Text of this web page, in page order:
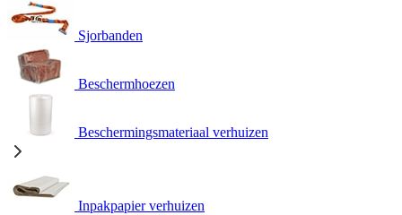
Sjorbanden
Beschermhoezen
Beschermingsmateriaal verhuizen
Inpakpapier verhuizen